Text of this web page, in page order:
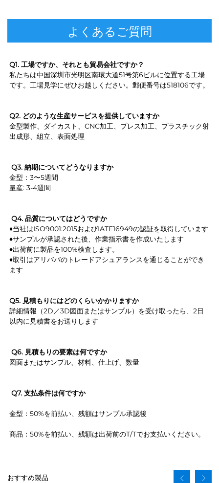
よくあるご質問
Q1. 工場ですか、それとも貿易会社ですか？
私たちは中国深圳市光明区南環大道51号第6ビルに位置する工場
Q2. どのような生産サービスを提供していますか
金型製作、ダイカスト、CNC加工、プレス加工、プラスチック射
出成形、組立、表面処理
Q3. 納期についてどうなりますか
金型：3〜5週間
量産: 3-4週間
Q4. 品質についてはどうですか
♦サンプルが承認された後、作業指示書を作成いたします
♦出荷前に製品を100%検査します。
♦取引はアリババのトレードアシュアランスを通じることができ
ます
Q5. 見積もりにはどのくらいかかりますか
詳細情報（2D／3D図面またはサンプル）を受け取ったら、2日
以内に見積書をお送りします
Q6. 見積もりの要素は何ですか
図面またはサンプル、材料、仕上げ、数量
Q7. 支払条件は何ですか
金型：50%を前払い、残額はサンプル承認後
商品：50%を前払い、残額は出荷前のT/Tでお支払いください。
おすすめ製品